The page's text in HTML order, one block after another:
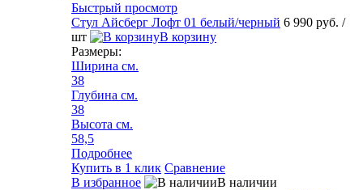
Быстрый просмотр
Стул Айсберг Лофт 01 белый/черный 6 990 руб. /
шт
В корзину
Размеры:
Ширина см.
38
Глубина см.
38
Высота см.
58,5
Подробнее
Купить в 1 клик Сравнение
В избранное
В наличии